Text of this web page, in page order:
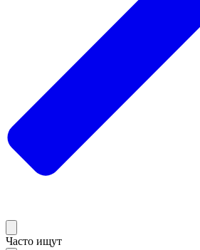
Часто ищут